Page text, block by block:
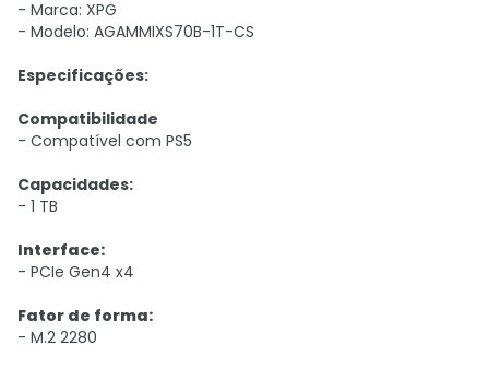
- Marca: XPG
- Modelo: AGAMMIXS70B-1T-CS
Especificações:
Compatibilidade
- Compatível com PS5
Capacidades:
- 1 TB
Interface:
- PCIe Gen4 x4
Fator de forma:
- M.2 2280